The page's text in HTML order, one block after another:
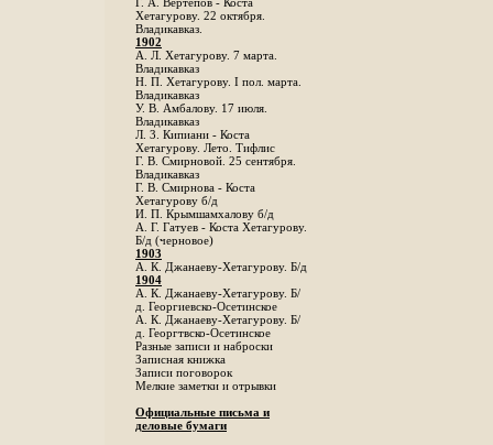
Г. А. Вертепов - Коста
Хетагурову. 22 октября.
Владикавказ.
1902
А. Л. Хетагурову. 7 марта.
Владикавказ
Н. П. Хетагурову. I пол. марта.
Владикавказ
У. В. Амбалову. 17 июля.
Владикавказ
Л. 3. Кипиани - Коста
Хетагурову. Лето. Тифлис
Г. В. Смирновой. 25 сентября.
Владикавказ
Г. В. Смирнова - Коста
Хетагурову б/д
И. П. Крымшамхалову б/д
А. Г. Гатуев - Коста Хетагурову.
Б/д (черновое)
1903
А. К. Джанаеву-Хетагурову. Б/д
1904
А. К. Джанаеву-Хетагурову. Б/
д. Георгиевско-Осетинское
А. К. Джанаеву-Хетагурову. Б/
д. Георгтвско-Осетинское
Разные записи и наброски
Записная книжка
Записи поговорок
Мелкие заметки и отрывки
Официальные письма и
деловые бумаги